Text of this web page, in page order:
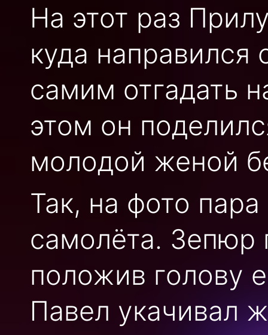
На этот раз
куда
самим отгадать
этом он
молодой женой
Так, на фото
самолёта. Зепюр
положив голову
Павел укачивал